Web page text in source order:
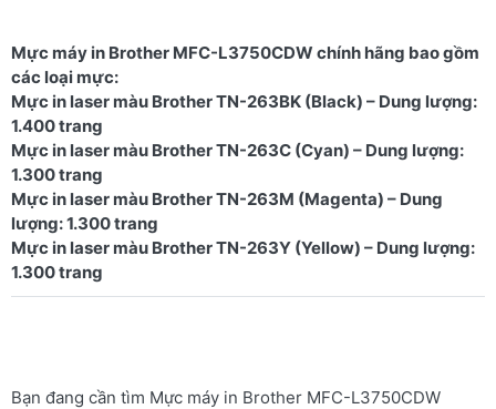
Mực máy in Brother MFC-L3750CDW chính hãng bao gồm
các loại mực:
Mực in laser màu Brother TN-263BK (Black) – Dung lượng:
1.400 trang
Mực in laser màu Brother TN-263C (Cyan) – Dung lượng:
1.300 trang
Mực in laser màu Brother TN-263M (Magenta) – Dung
lượng: 1.300 trang
Mực in laser màu Brother TN-263Y (Yellow) – Dung lượng:
Bạn đang cần tìm Mực máy in Brother MFC-L3750CDW